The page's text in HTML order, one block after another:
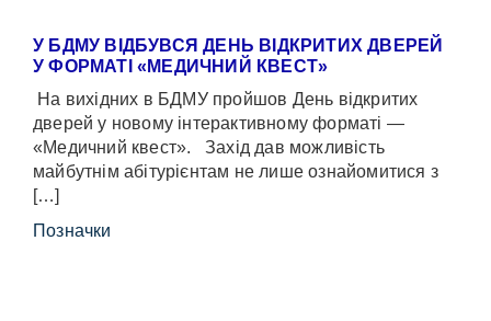
У БДМУ ВІДБУВСЯ ДЕНЬ ВІДКРИТИХ ДВЕРЕЙ
У ФОРМАТІ «МЕДИЧНИЙ КВЕСТ»
На вихідних в БДМУ пройшов День відкритих
дверей у новому інтерактивному форматі —
«Медичний квест». Захід дав можливість
майбутнім абітурієнтам не лише ознайомитися з
[…]
Позначки